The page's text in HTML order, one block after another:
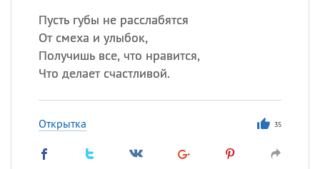
Пусть губы не расслабятся
От смеха и улыбок,
Получишь все, что нравится,
Что делает счастливой.
Открытка 35